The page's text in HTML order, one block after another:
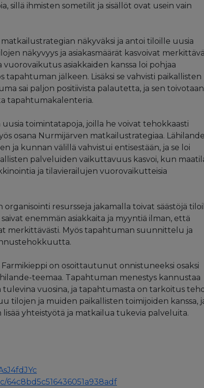
sillä ihmisten sometilit ja sisällöt ovat usein vain
näkyväksi ja antoi tiloille uusia
näkyvyys ja asiakasmäärät kasvoivat
asiakkaiden kanssa loi pohjaa
jälkeen. Lisäksi se vahvisti paikallisten
sai paljon positiivista palautetta, ja sen toivotaan
tapahtumakalenteria.
toimintatapoja, joilla he voivat tehokkaasti
osana Nurmijärven matkailustrategiaa.
ja kunnan välillä vahvistui entisestään, ja se loi
palveluiden vaikuttavuus kasvoi, kun
ja tilavierailujen vuorovaikutteisia
resursseja jakamalla toivat säästöjä
enemmän asiakkaita ja myyntiä ilman, että
merkittävästi. Myös tapahtuman suunnittelu ja
on osoittautunut onnistuneeksi osaksi
teemaa. Tapahtuman menestys kannustaa
tulevina vuosina, ja tapahtumasta on tarkoitus
tilojen ja muiden paikallisten toimijoiden kanssa,
yhteistyötä ja matkailua tukevia palveluita.
64c8bd5c516436051a938adf